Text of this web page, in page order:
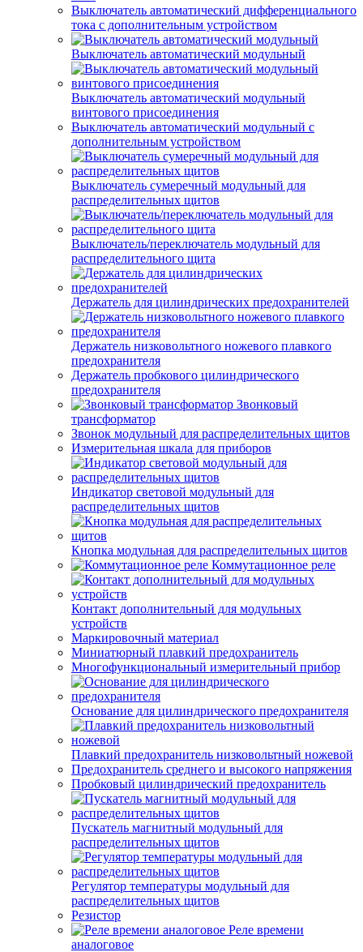
Выключатель автоматический дифференциального
тока с дополнительным устройством
Выключатель автоматический модульный
Выключатель автоматический модульный
винтового присоединения
Выключатель автоматический модульный с
дополнительным устройством
Выключатель сумеречный модульный для
распределительных щитов
Выключатель/переключатель модульный для
распределительного щита
Держатель для цилиндрических предохранителей
Держатель низковольтного ножевого плавкого
предохранителя
Держатель пробкового цилиндрического
предохранителя
Звонковый
трансформатор
Звонок модульный для распределительных щитов
Измерительная шкала для приборов
Индикатор световой модульный для
распределительных щитов
Кнопка модульная для распределительных щитов
Коммутационное реле
Контакт дополнительный для модульных
устройств
Маркировочный материал
Миниатюрный плавкий предохранитель
Многофункциональный измерительный прибор
Основание для цилиндрического предохранителя
Плавкий предохранитель низковольтный ножевой
Предохранитель среднего и высокого напряжения
Пробковый цилиндрический предохранитель
Пускатель магнитный модульный для
распределительных щитов
Регулятор температуры модульный для
распределительных щитов
Резистор
Реле времени
аналоговое